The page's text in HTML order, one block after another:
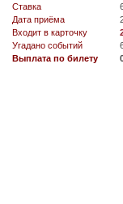
Ставка
Дата приёма
Входит в карточку
Угадано событий
Выплата по билету